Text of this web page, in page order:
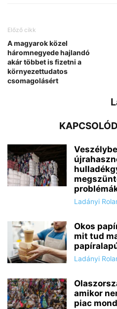
Előző cikk
A magyarok közel
háromnegyede hajlandó
akár többet is fizetni a
környezettudatos
csomagolásért
Ladányi
Okos
mit tud
Ladányi
amikor
piac